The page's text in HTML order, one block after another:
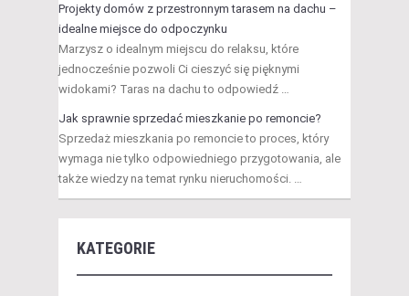
Projekty domów z przestronnym tarasem na dachu –
idealne miejsce do odpoczynku
Marzysz o idealnym miejscu do relaksu, które
jednocześnie pozwoli Ci cieszyć się pięknymi
widokami? Taras na dachu to odpowiedź …
Jak sprawnie sprzedać mieszkanie po remoncie?
Sprzedaż mieszkania po remoncie to proces, który
wymaga nie tylko odpowiedniego przygotowania, ale
także wiedzy na temat rynku nieruchomości. …
KATEGORIE